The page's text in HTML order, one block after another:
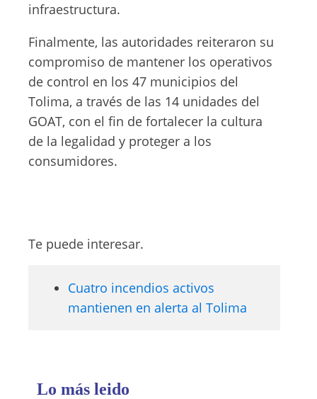
infraestructura.
Finalmente, las autoridades reiteraron su
compromiso de mantener los operativos
de control en los 47 municipios del
Tolima, a través de las 14 unidades del
GOAT, con el fin de fortalecer la cultura
de la legalidad y proteger a los
consumidores.
Te puede interesar.
Cuatro incendios activos
mantienen en alerta al Tolima
Lo más leido